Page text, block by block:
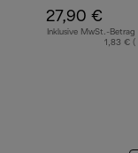
27,90 €
Inklusive MwSt.-Betrag
1,83 € (